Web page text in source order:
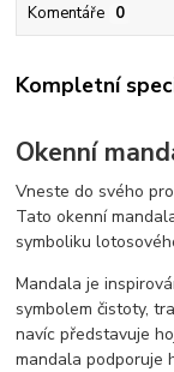
Komentáře 0
Kompletní
Okenní
Vneste do svého
Tato okenní
symboliku
Mandala je
symbolem čistoty,
navíc představuje
mandala podporuje